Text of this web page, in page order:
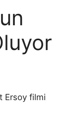
Ersoy filmi